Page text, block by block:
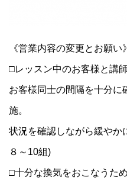
《営業内容の変更とお願い》
□レッスン中のお客様と講師
お客様同士の間隔を十分に
施。
状況を確認しながら緩やか
８～10組)
□十分な換気をおこなうた